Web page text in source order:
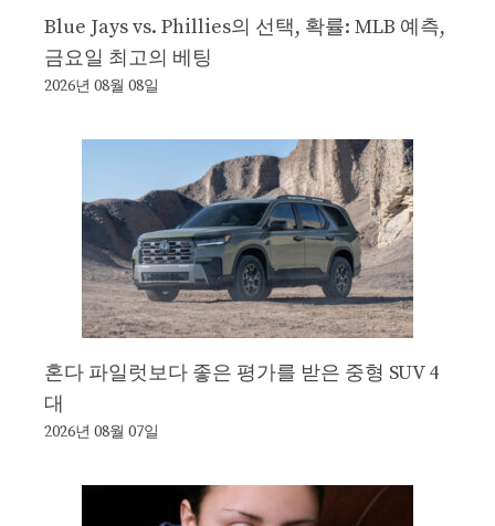
Blue Jays vs. Phillies의 선택, 확률: MLB 예측,
금요일 최고의 베팅
2026년 08월 08일
혼다 파일럿보다 좋은 평가를 받은 중형 SUV 4
대
2026년 08월 07일